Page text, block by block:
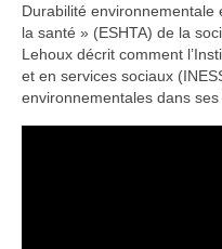
Durabilité environnementale
la santé » (ESHTA) de la
Lehoux décrit comment
et en services sociaux
environnementales dans ses